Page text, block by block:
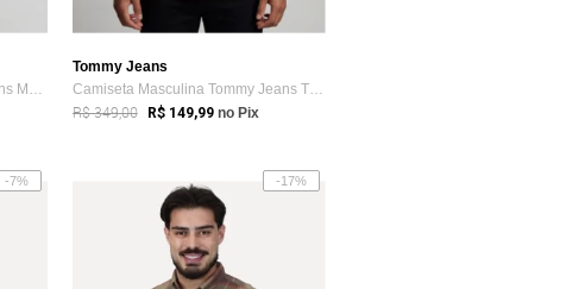
Camiseta Feminina Tommy Jeans Modelagem ...
Tommy Jeans
Camiseta Masculina Tommy Jeans TJM REG B...
R$ 349,00 R$ 149,99 no Pix
-7% -17%